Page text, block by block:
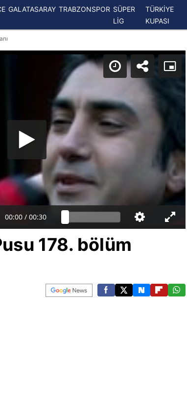
GALATASARAY TRABZONSPOR SÜPER
LİG
TÜRKİYE
KUPASI
00:00 / 00:30
178. bölüm